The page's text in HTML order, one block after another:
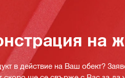
на
в действие на Ваш обект?